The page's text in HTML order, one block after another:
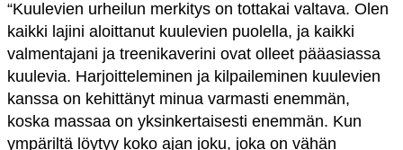
“Kuulevien urheilun merkitys on tottakai valtava. Olen
kaikki lajini aloittanut kuulevien puolella, ja kaikki
valmentajani ja treenikaverini ovat olleet pääasiassa
kuulevia. Harjoitteleminen ja kilpaileminen kuulevien
kanssa on kehittänyt minua varmasti enemmän,
koska massaa on yksinkertaisesti enemmän. Kun
ympäriltä löytyy koko ajan joku, joka on vähän